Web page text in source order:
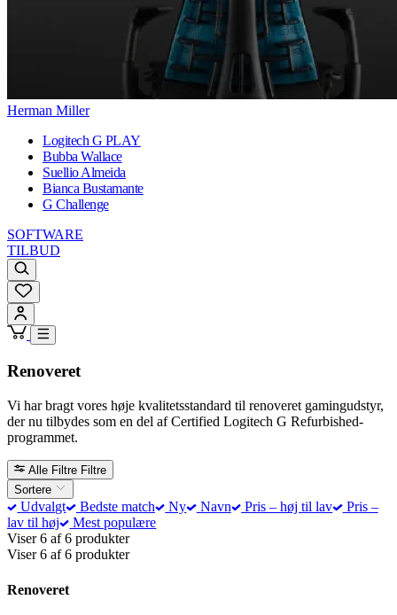
Herman Miller
Logitech G PLAY
Bubba Wallace
Suellio Almeida
Bianca Bustamante
G Challenge
SOFTWARE
TILBUD
Renoveret
Vi har bragt vores høje kvalitetsstandard til renoveret gamingudstyr,
der nu tilbydes som en del af Certified Logitech G Refurbished-
programmet.
Alle Filtre Filtre
Sortere
Udvalgt Bedste match Ny Navn Pris – høj til lav
Pris –
lav til høj
Mest populære
Viser 6 af 6 produkter
Viser 6 af 6 produkter
Renoveret